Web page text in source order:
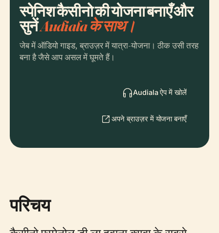
स्पेनिश कैसीनो की योजना बनाएँ और
सुनेंAudiala के साथ।
जेब में ऑडियो गाइड, ब्राउज़र में यात्रा-योजना। ठीक उसी तरह
बना है जैसे आप असल में घूमते हैं।
Audiala ऐप में खोलें
अपने ब्राउज़र में योजना बनाएँ
परिचय